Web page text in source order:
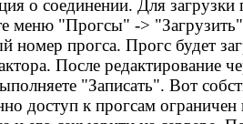
о соединении. Для загрузки
меню "Прогсы" ->
номер прогса. Прогс будет
После редактирование
"Записать". Вот
доступ к прогсам